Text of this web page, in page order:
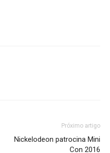
Próximo artigo
Nickelodeon patrocina Mini
Con 2016